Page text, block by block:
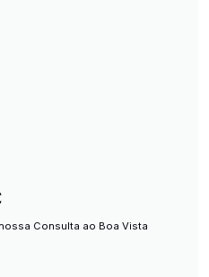
Consulta ao Boa Vista